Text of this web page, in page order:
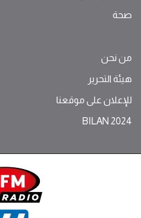
صحة
من نحن
هيئة التحرير
للإعلان على موقعنا
BILAN 2024